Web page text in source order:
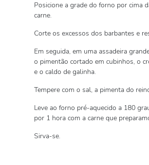
Posicione a grade do forno por cima
carne.
Corte os excessos dos barbantes e
Em seguida, em uma assadeira
o pimentão cortado em cubinhos, o
e o caldo de galinha.
Tempere com o sal, a pimenta do
Leve ao forno pré-aquecido a 180
por 1 hora com a carne que
Sirva-se.